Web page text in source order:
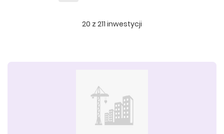
20 z 211 inwestycji